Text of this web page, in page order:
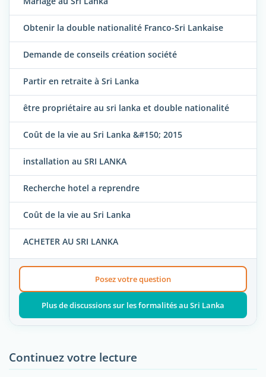
Obtenir la double nationalité Franco-Sri Lankaise
Demande de conseils création société
Partir en retraite à Sri Lanka
être propriétaire au sri lanka et double nationalité
Coût de la vie au Sri Lanka &#150; 2015
installation au SRI LANKA
Recherche hotel a reprendre
Coût de la vie au Sri Lanka
ACHETER AU SRI LANKA
Posez votre question
Plus de discussions sur les formalités au Sri Lanka
Continuez votre lecture